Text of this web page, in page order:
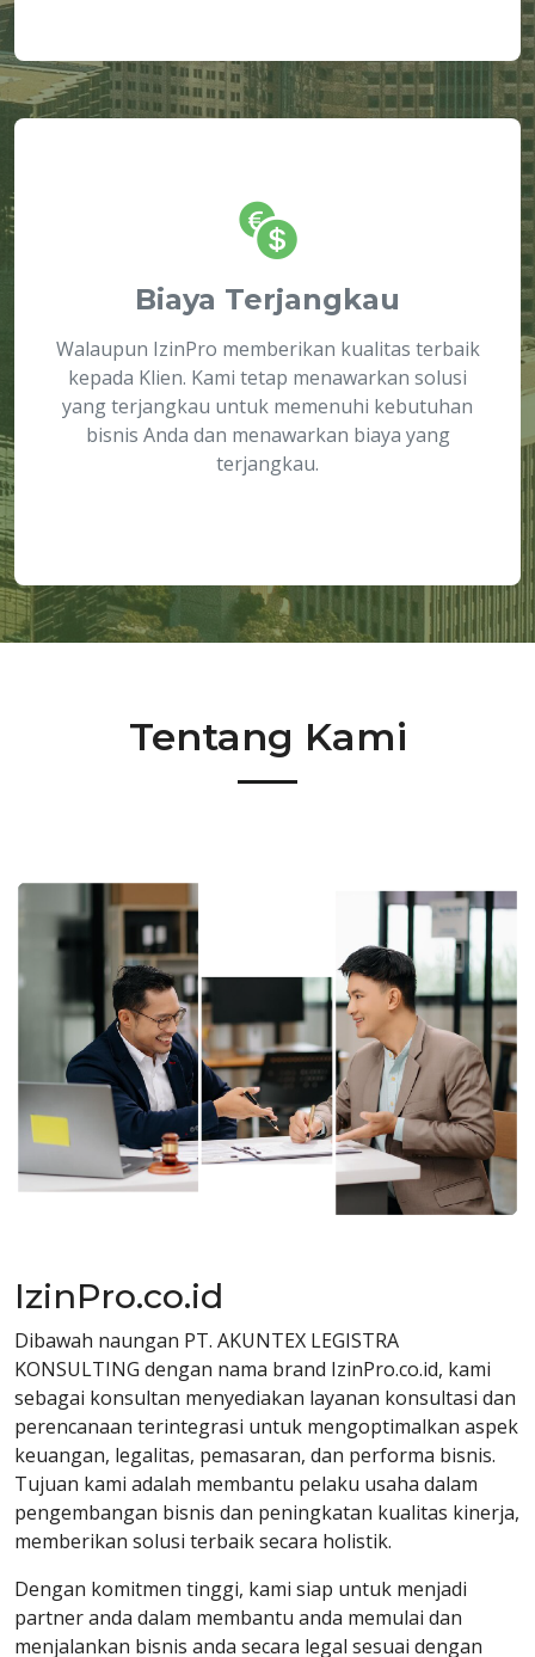
Biaya Terjangkau
Walaupun IzinPro memberikan kualitas terbaik
kepada Klien. Kami tetap menawarkan solusi
yang terjangkau untuk memenuhi kebutuhan
bisnis Anda dan menawarkan biaya yang
terjangkau.
Tentang Kami
IzinPro.co.id
Dibawah naungan PT. AKUNTEX LEGISTRA
KONSULTING dengan nama brand IzinPro.co.id, kami
sebagai konsultan menyediakan layanan konsultasi dan
perencanaan terintegrasi untuk mengoptimalkan aspek
keuangan, legalitas, pemasaran, dan performa bisnis.
Tujuan kami adalah membantu pelaku usaha dalam
pengembangan bisnis dan peningkatan kualitas kinerja,
memberikan solusi terbaik secara holistik.
Dengan komitmen tinggi, kami siap untuk menjadi
partner anda dalam membantu anda memulai dan
menjalankan bisnis anda secara legal sesuai dengan